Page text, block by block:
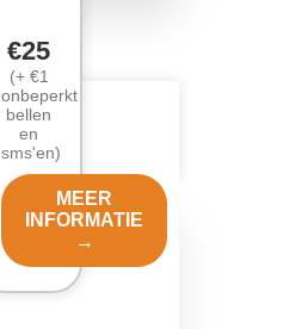
€25
(+ €1
onbeperkt
bellen
en
sms'en)
MEER
INFORMATIE
→